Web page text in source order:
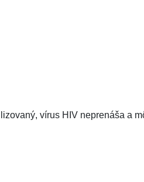
vírus HIV neprenáša a